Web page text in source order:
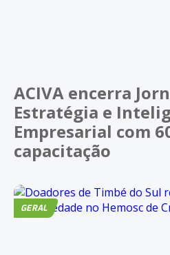
ACIVA encerra
Estratégia e
Empresarial com
capacitação
GERAL